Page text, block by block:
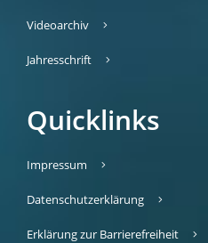
Videoarchiv
Jahresschrift
Quicklinks
Impressum
Datenschutzerklärung
Erklärung zur Barrierefreiheit